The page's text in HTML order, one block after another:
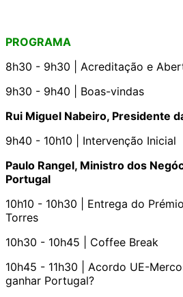
PROGRAMA
8h30 - 9h30 | Acreditação e
9h30 - 9h40 | Boas-vindas
Rui Miguel Nabeiro, Presidente
9h40 - 10h10 | Intervenção Inicial
Paulo Rangel, Ministro dos
Portugal
10h10 - 10h30 | Entrega do
Torres
10h30 - 10h45 | Coffee Break
10h45 - 11h30 | Acordo UE-
ganhar Portugal?